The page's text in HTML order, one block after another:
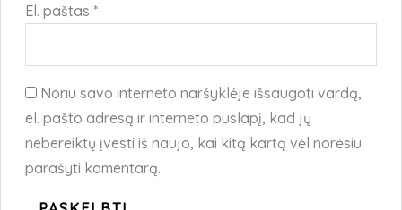
El. paštas *
Noriu savo interneto naršyklėje išsaugoti vardą,
el. pašto adresą ir interneto puslapį, kad jų
nebereiktų įvesti iš naujo, kai kitą kartą vėl norėsiu
parašyti komentarą.